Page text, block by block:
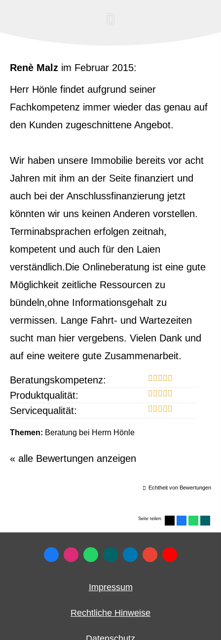
Renè Malz im Februar 2015:
Herr Hönle findet aufgrund seiner
Fachkompetenz immer wieder das genau auf
den Kunden zugeschnittene Angebot.
Wir haben unsere Immobilie bereits vor acht
Jahren mit ihm an der Seite finanziert und
auch bei der Anschlussfinanzierung jetzt
könnten wir uns keinen Anderen vorstellen.
Terminabsprachen erfolgen zeitnah,
kompetent und auch für den Laien
verständlich.Die Onlineberatung ist eine gute
Möglichkeit zeitliche Ressourcen zu
bündeln,ohne Informationsgehalt zu
vermissen. Lange Fahrt- und Wartezeiten
sucht man hier vergebens. Vielen Dank und
auf eine weitere gute Zusammenarbeit.
Beratungskompetenz:
Produktqualität:
Servicequalität:
Themen: Beratung bei Herrn Hönle
« alle Bewertungen anzeigen
Echtheit von Bewertungen
Seite teilen:
Impressum
Rechtliche Hinweise